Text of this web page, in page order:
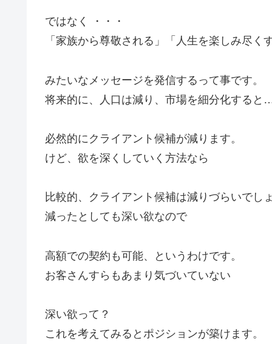
ではなく ・・・
「家族から尊敬される」「人生を楽しみ尽くす
みたいなメッセージを発信するって事です。
将来的に、人口は減り、市場を細分化すると
必然的にクライアント候補が減ります。
けど、欲を深くしていく方法なら
比較的、クライアント候補は減りづらいでしょ
減ったとしても深い欲なので
高額での契約も可能、というわけです。
お客さんすらもあまり気づいていない
深い欲って？
これを考えてみるとポジションが築けます。